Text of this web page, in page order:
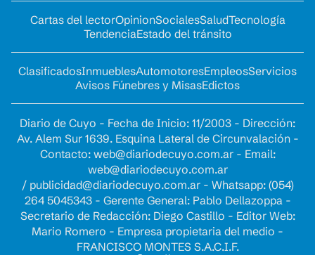
Cartas del lectorOpinionSocialesSaludTecnología
TendenciaEstado del tránsito
ClasificadosInmueblesAutomotoresEmpleosServicios
Avisos Fúnebres y MisasEdictos
Diario de Cuyo - Fecha de Inicio: 11/2003 - Dirección:
Av. Alem Sur 1639. Esquina Lateral de Circunvalación -
Contacto: web@diariodecuyo.com.ar- Email:
web@diariodecuyo.com.ar
/ publicidad@diariodecuyo.com.ar- Whatsapp: (054)
264 5045343 - Gerente General: Pablo Dellazoppa -
Secretario de Redacción: Diego Castillo - Editor Web:
Mario Romero - Empresa propietaria del medio -
FRANCISCO MONTES S.A.C.I.F.